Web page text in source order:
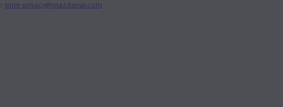
mmi-privacy@mazdaeur.com